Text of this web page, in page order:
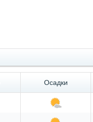
Осадки